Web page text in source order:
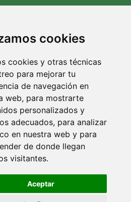
cookies
cookies y otras técnicas
para mejorar tu
de navegación en
web, para mostrarte
personalizados y
adecuados, para analizar
en nuestra web y para
de donde llegan
visitantes.
Aceptar
gratuitos
su pedido en cualquier momento
un árbol. Leer más